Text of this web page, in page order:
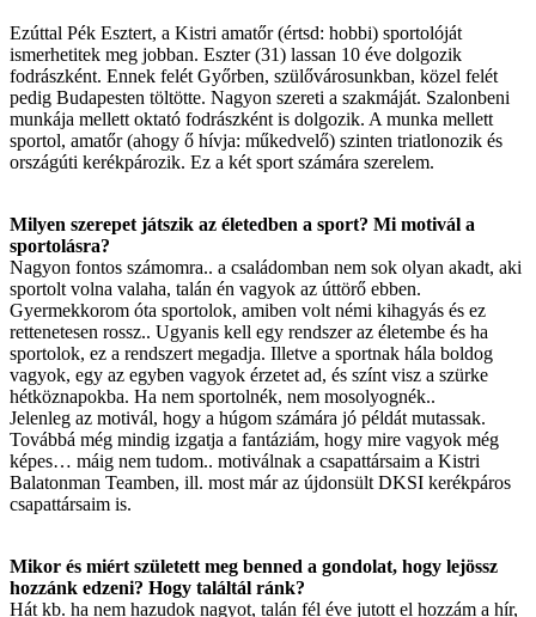
Ezúttal Pék Esztert, a Kistri amatőr (értsd: hobbi) sportolóját
ismerhetitek meg jobban. Eszter (31) lassan 10 éve dolgozik
fodrászként. Ennek felét Győrben, szülővárosunkban, közel felét
pedig Budapesten töltötte. Nagyon szereti a szakmáját. Szalonbeni
munkája mellett oktató fodrászként is dolgozik. A munka mellett
sportol, amatőr (ahogy ő hívja: műkedvelő) szinten triatlonozik és
országúti kerékpározik. Ez a két sport számára szerelem.
Milyen szerepet játszik az életedben a sport? Mi motivál a
sportolásra?
Nagyon fontos számomra.. a családomban nem sok olyan akadt, aki
sportolt volna valaha, talán én vagyok az úttörő ebben.
Gyermekkorom óta sportolok, amiben volt némi kihagyás és ez
rettenetesen rossz.. Ugyanis kell egy rendszer az életembe és ha
sportolok, ez a rendszert megadja. Illetve a sportnak hála boldog
vagyok, egy az egyben vagyok érzetet ad, és színt visz a szürke
hétköznapokba. Ha nem sportolnék, nem mosolyognék..
Jelenleg az motivál, hogy a húgom számára jó példát mutassak.
Továbbá még mindig izgatja a fantáziám, hogy mire vagyok még
képes… máig nem tudom.. motiválnak a csapattársaim a Kistri
Balatonman Teamben, ill. most már az újdonsült DKSI kerékpáros
csapattársaim is.
Mikor és miért született meg benned a gondolat, hogy lejössz
hozzánk edzeni? Hogy találtál ránk?
Hát kb. ha nem hazudok nagyot, talán fél éve jutott el hozzám a hír,